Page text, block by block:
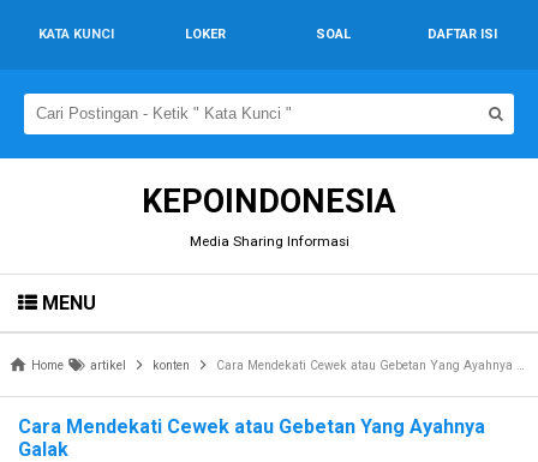
KATA KUNCI LOKER SOAL DAFTAR ISI
KEPOINDONESIA
Media Sharing Informasi
MENU
Home artikel konten Cara Mendekati Cewek atau Gebetan Yang Ayahnya Galak
Cara Mendekati Cewek atau Gebetan Yang Ayahnya
Galak